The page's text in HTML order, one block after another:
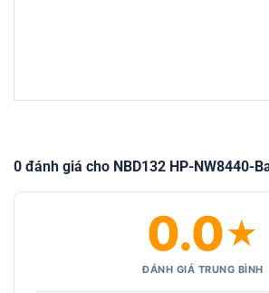
0 đánh giá cho NBD132 HP-NW8440-
0.0★
ĐÁNH GIÁ TRUNG BÌNH